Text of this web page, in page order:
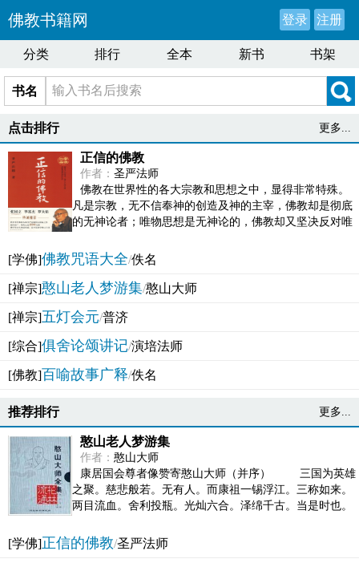
佛教书籍网 登录 注册
分类 排行 全本 新书 书架
书名
点击排行 更多...
正信的佛教
作者： 圣严法师
佛教在世界性的各大宗教和思想之中，显得非常特殊。
凡是宗教，无不信奉神的创造及神的主宰，佛教却是彻底
的无神论者；唯物思想是无神论的，佛教却又坚决反对唯
[学佛]佛教咒语大全/佚名
[禅宗]憨山老人梦游集/憨山大师
[禅宗]五灯会元/普济
[综合]俱舍论颂讲记/演培法师
[佛教]百喻故事广释/佚名
推荐排行 更多...
憨山老人梦游集
作者： 憨山大师
康居国会尊者像赞寄憨山大师（并序） 三国为英雄
之聚。慈悲般若。无有人。而康祖一锡浮江。三称如来。
两目流血。舍利投瓶。光灿六合。泽绵千古。当是时也。
[学佛]正信的佛教/圣严法师